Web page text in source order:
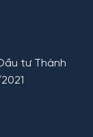
tư Thành